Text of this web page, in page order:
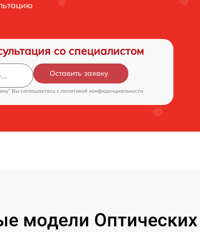
со специалистом
Оставить заявку
Вы соглашаетесь c политикой конфиденциальности
модели